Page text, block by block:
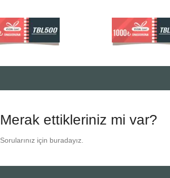
Merak ettikleriniz mi var?
Sorularınız için buradayız.